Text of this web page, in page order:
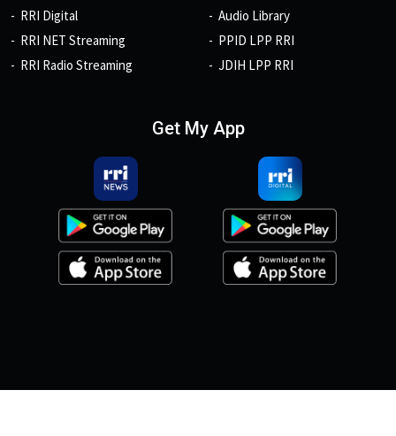
RRI Digital
RRI NET Streaming
RRI Radio Streaming
Audio Library
PPID LPP RRI
JDIH LPP RRI
Get My App